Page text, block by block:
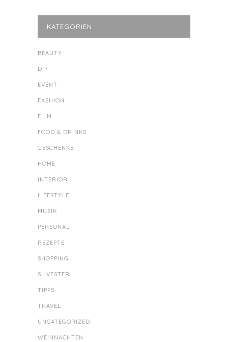
KATEGORIEN
BEAUTY
DIY
EVENT
FASHION
FILM
FOOD & DRINKS
GESCHENKE
HOME
INTERIOR
LIFESTYLE
MUSIK
PERSONAL
REZEPTE
SHOPPING
SILVESTER
TIPPS
TRAVEL
UNCATEGORIZED
WEIHNACHTEN